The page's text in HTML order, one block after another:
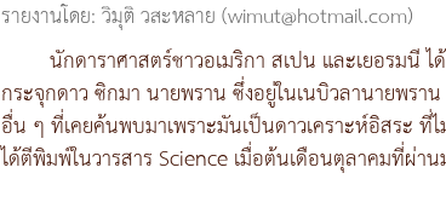
รายงานโดย: วิมุติ วสะหลาย (wimut@hotmail.com)
นักดาราศาสตร์ชาวอเมริกา สเปน และเยอรมนี
กระจุกดาว ซิกมา นายพราน ซึ่งอยู่ในเนบิวลานายพรา
อื่น ๆ ที่เคยค้นพบมาเพราะมันเป็นดาวเคราะห์อิสระ ที่
ได้ตีพิมพ์ในวารสาร Science เมื่อต้นเดือนตุลาคมที่ผ่าน